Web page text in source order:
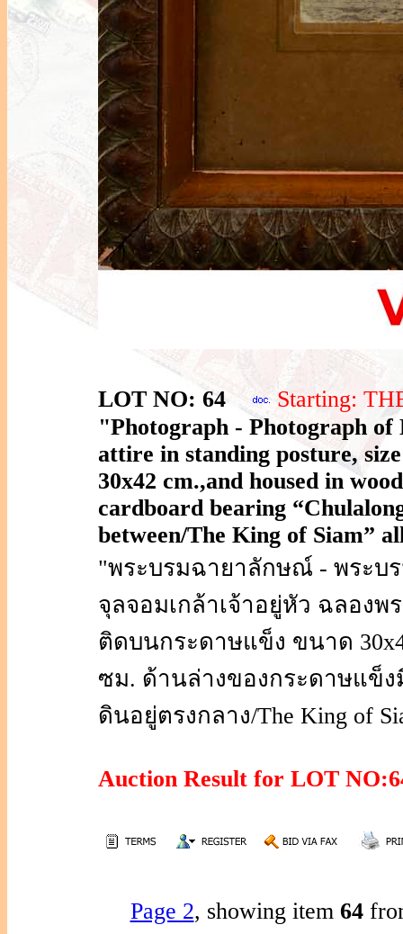
LOT NO: 64
Starting:
"Photograph - Photograph
attire in standing posture,
30x42 cm.,and housed in
cardboard bearing
between/The King of Siam”
"พระบรมฉายาลักษณ์ - พระบ
จุลจอมเกล้าเจ้าอยู่หัว ฉลอง
ติดบนกระดาษแข็ง ขนาด
ซม. ด้านล่างของกระดาษแข็ง
ดินอยู่ตรงกลาง/The King of
Auction Result for LOT
Page 2, showing item 64